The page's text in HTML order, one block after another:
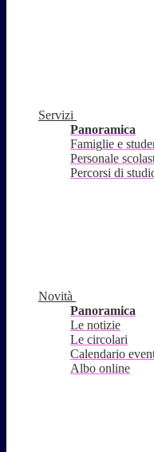
Servizi
Panoramica
Famiglie e
Personale
Percorsi di
Novità
Panoramica
Le notizie
Le circolari
Calendario
Albo online